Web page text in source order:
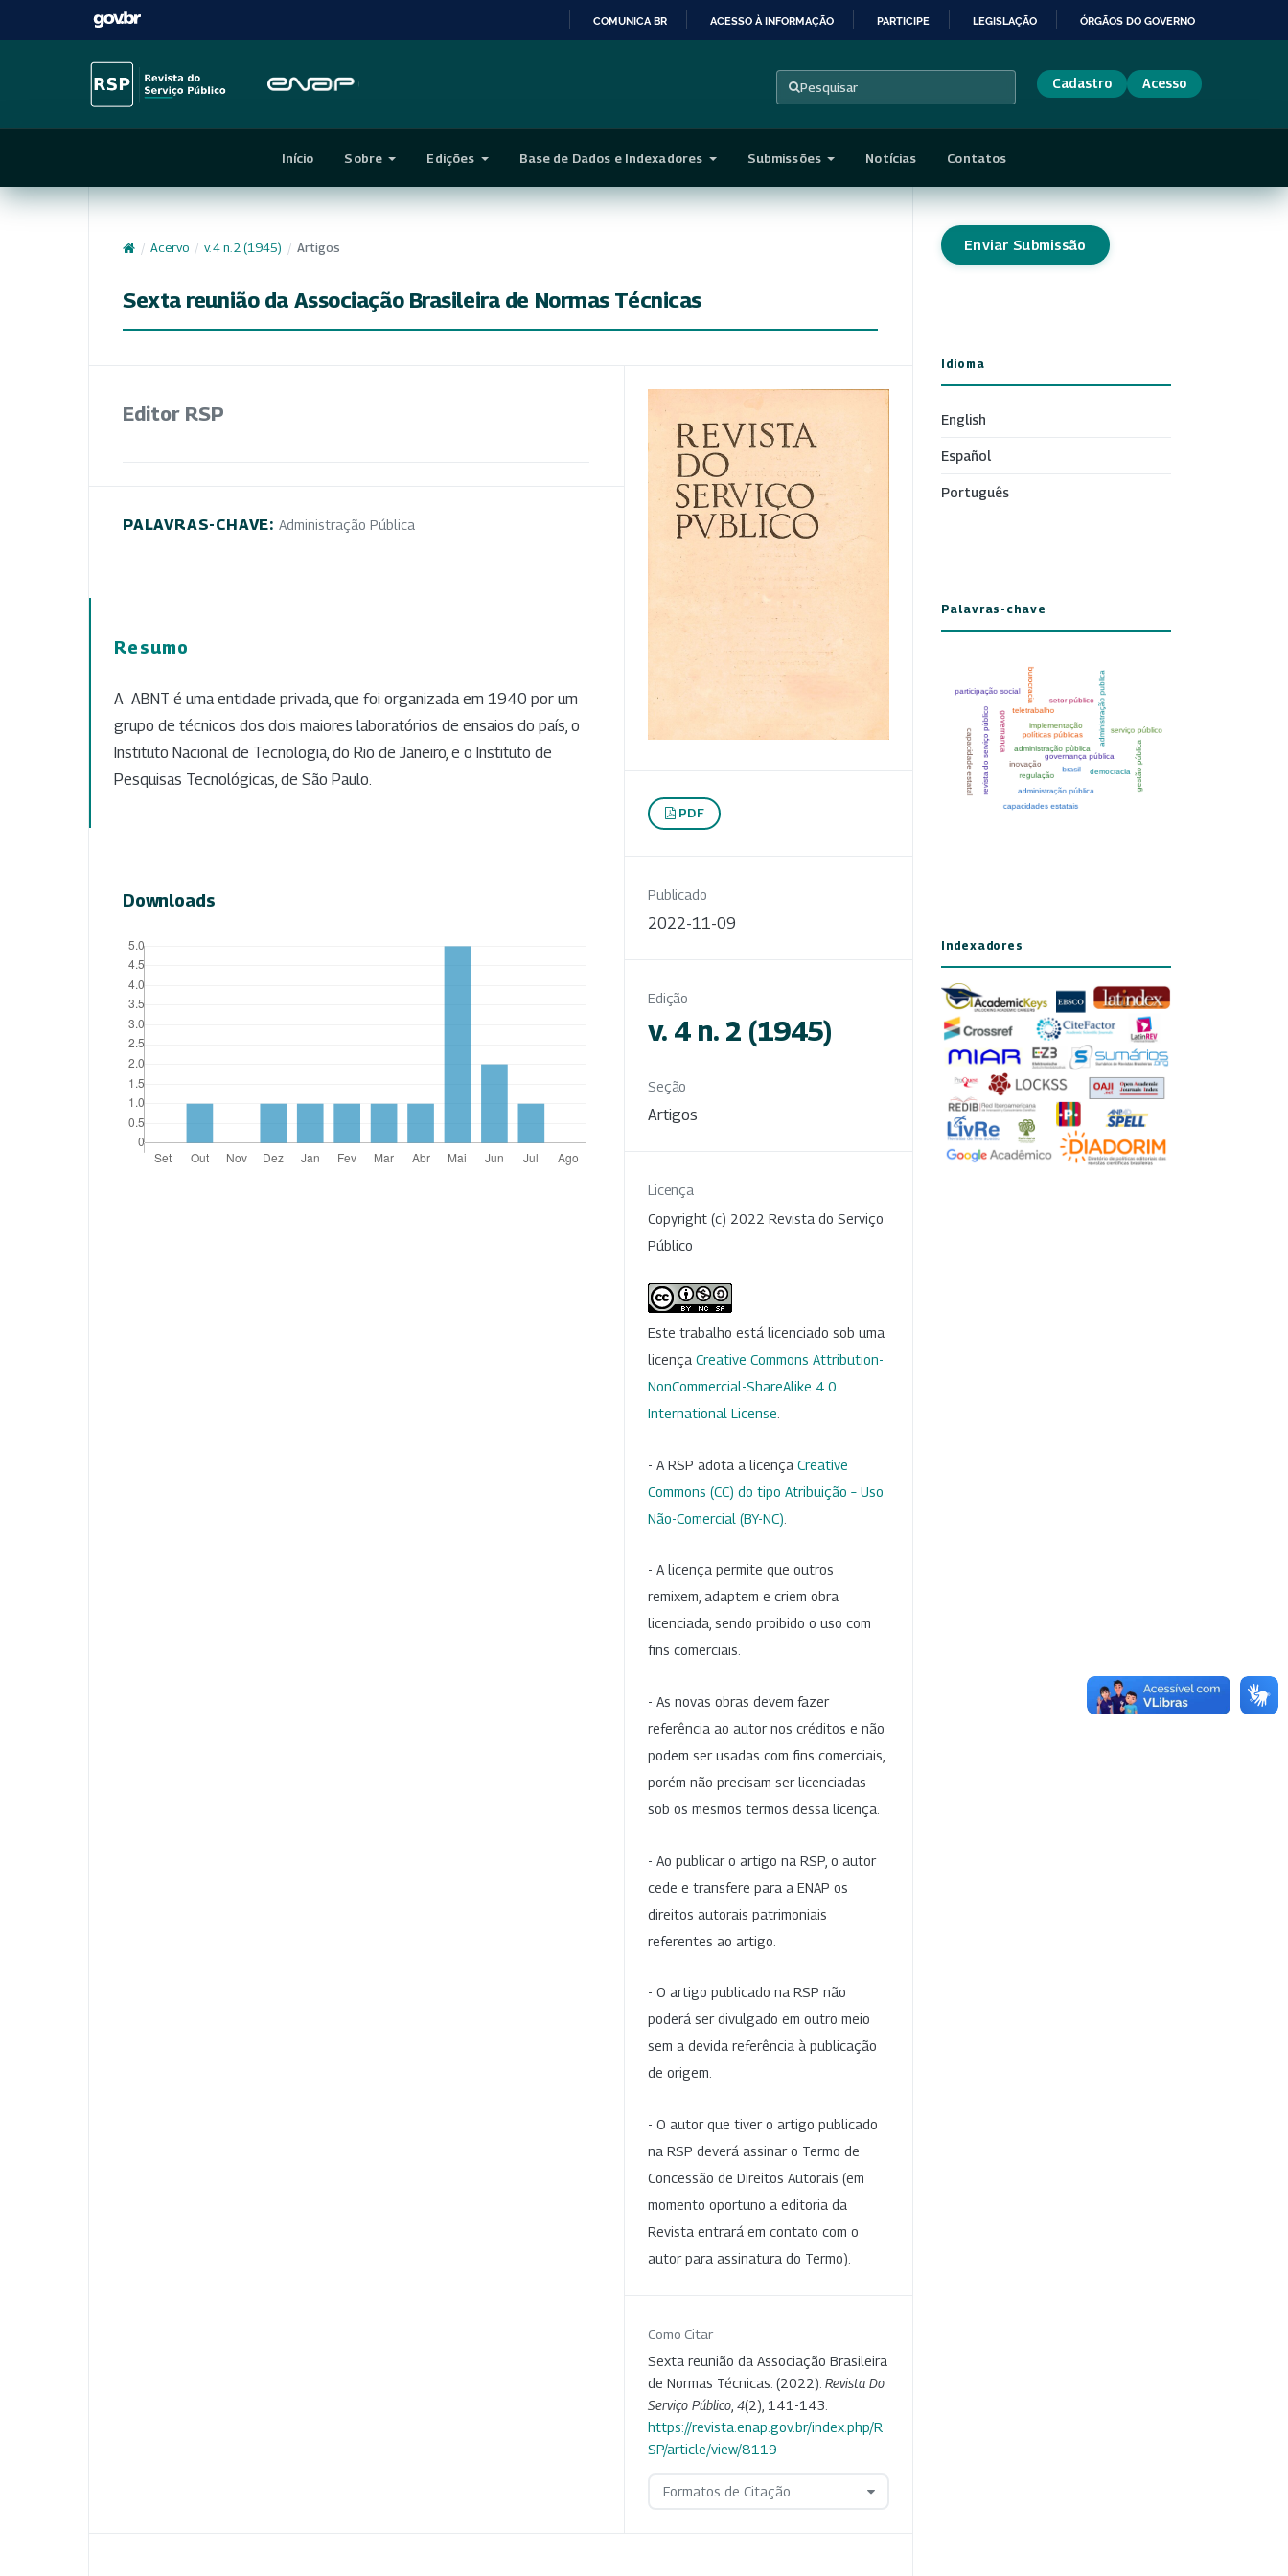
CONTEÚDO
COMUNICA BR ACESSO À INFORMAÇÃO PARTICIPE LEGISLAÇÃO ÓRGÃOS DO GOVERNO
Pesquisar Cadastro Acesso
Início Sobre Edições Base de Dados e Indexadores Submissões Notícias Contatos
/ Acervo / v. 4 n. 2 (1945) / Artigos
Sexta reunião da Associação Brasileira de Normas Técnicas
Editor RSP
PALAVRAS-CHAVE: Administração Pública
Resumo
A ABNT é uma entidade privada, que foi organizada em 1940 por um
grupo de técnicos dos dois maiores laboratórios de ensaios do país, o
Instituto Nacional de Tecnologia, do Rio de Janeiro, e o Instituto de
Pesquisas Tecnológicas, de São Paulo.
Downloads
PDF
Publicado
2022-11-09
Edição
v. 4 n. 2 (1945)
Seção
Artigos
Licença
Copyright (c) 2022 Revista do Serviço
Público
Este trabalho está licenciado sob uma
licença Creative Commons Attribution-
NonCommercial-ShareAlike 4.0
International License
- A RSP adota a licença Creative
Commons (CC) do tipo Atribuição – Uso
Não-Comercial (BY-NC)
- A licença permite que outros
remixem, adaptem e criem obra
licenciada, sendo proibido o uso com
fins comerciais.
- As novas obras devem fazer
referência ao autor nos créditos e não
podem ser usadas com fins comerciais,
porém não precisam ser licenciadas
sob os mesmos termos dessa licença.
- Ao publicar o artigo na RSP, o autor
cede e transfere para a ENAP os
direitos autorais patrimoniais
referentes ao artigo.
- O artigo publicado na RSP não
poderá ser divulgado em outro meio
sem a devida referência à publicação
de origem.
- O autor que tiver o artigo publicado
na RSP deverá assinar o Termo de
Concessão de Direitos Autorais (em
momento oportuno a editoria da
Revista entrará em contato com o
autor para assinatura do Termo).
Como Citar
Sexta reunião da Associação Brasileira
de Normas Técnicas. (2022). Revista Do
Serviço Público 4(2), 141-143.
https://revista.enap.gov.br/index.php/R
SP/article/view/8119
Formatos de Citação
Enviar Submissão
Idioma
English
Español
Português
Palavras-chave
Indexadores